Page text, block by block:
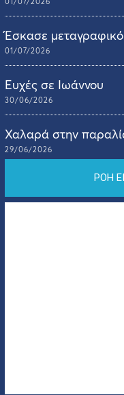
Έσκασε μεταγραφικό
01/07/2026
Ευχές σε Ιωάννου
30/06/2026
Χαλαρά στην
29/06/2026
ΡΟΗ